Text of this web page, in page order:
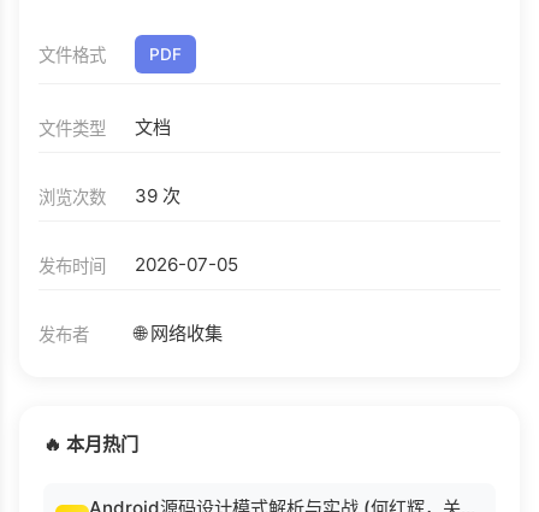
文件格式 PDF
文件类型 文档
浏览次数 39 次
发布时间 2026-07-05
发布者 🌐 网络收集
🔥 本月热门